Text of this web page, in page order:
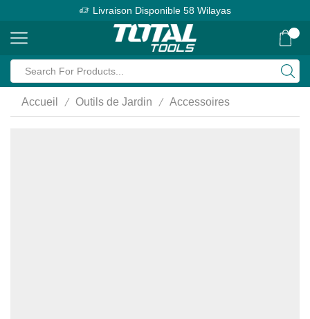
Livraison Disponible 58 Wilayas
input
Accueil / Outils de Jardin / Accessoires